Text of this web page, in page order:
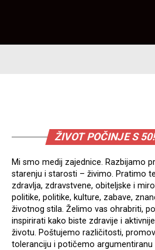
ŽIVOT POČINJE S
Mi smo medij zajednice. Razbijamo
starenju i starosti – živimo. Pratimo
zdravlja, zdravstvene, obiteljske i
politike, politike, kulture, zabave,
životnog stila. Želimo vas ohrabriti,
inspirirati kako biste zdravije i
životu. Poštujemo različitosti,
toleranciju i potičemo argumentiranu